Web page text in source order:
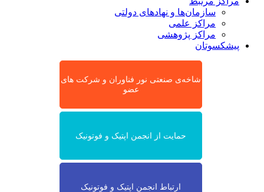
سازمان‌ها و نهادهای دولتی
مراکز علمی
مراکز پژوهشی
پیشکسوتان
شاخه‌ی صنعتی نور فناوران و شرکت های
عضو
حمایت از انجمن اپتیک و فوتونیک
ارتباط انجمن اپتیک و فوتونیک